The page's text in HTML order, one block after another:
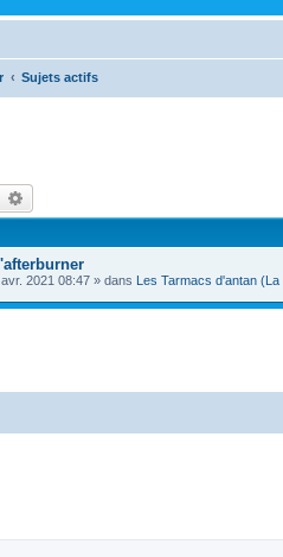
Sujets actifs
Rechercher
2021 08:47 » dans Les Tarmacs d'antan (La